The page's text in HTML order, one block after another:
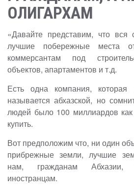
ОЛИГАРХАМ
«Давайте представим, что вся
лучшие побережные места
коммерсантам под
объектов, апартаментов и т.д.
Есть одна компания,
называется абхазской, но
людей было 100 миллиардов
купить.
Вот предположим что, ни один
прибрежные земли, лучшие
нам, гражданам Абхазии,
иностранцам.